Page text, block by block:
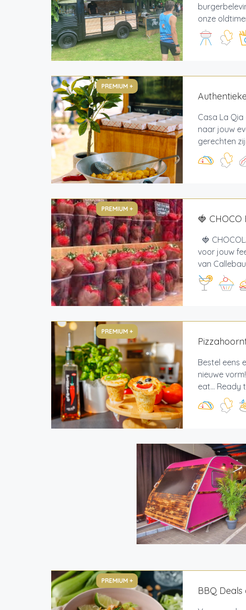
onze
PREMIUM +
Casa La
naar jouw
gerechten
PREMIUM +
🍓 CHOCO
🍓
voor jouw
van
PREMIUM +
Bestel eens
nieuwe
eat... Ready
PREMIUM +
BBQ